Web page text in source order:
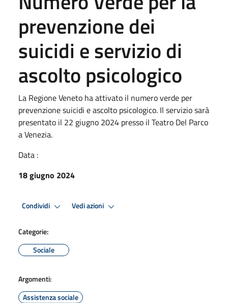
prevenzione dei
suicidi e servizio di
ascolto psicologico
La Regione Veneto ha attivato il numero verde per
prevenzione suicidi e ascolto psicologico. Il servizio sarà
presentato il 22 giugno 2024 presso il Teatro Del Parco
a Venezia.
Data :
18 giugno 2024
Condividi Vedi azioni
Categorie:
Sociale
Argomenti:
Assistenza sociale